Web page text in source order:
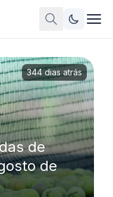
de
de
344 dias atrás